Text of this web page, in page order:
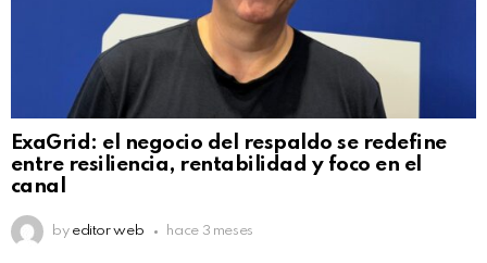
ExaGrid: el negocio del respaldo se redefine
entre resiliencia, rentabilidad y foco en el
canal
by editor web hace 3 meses